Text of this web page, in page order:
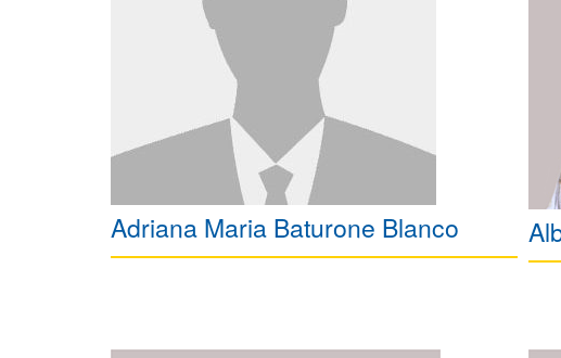
Adriana Maria Baturone Blanco